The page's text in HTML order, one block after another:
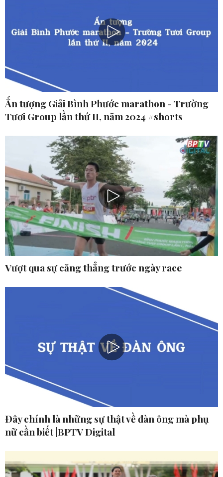
Ấn tượng Giải Bình Phước marathon - Trường
Tươi Group lần thứ II, năm 2024 #shorts
Vượt qua sự căng thẳng trước ngày race
Đây chính là những sự thật về đàn ông mà phụ
nữ cần biết |BPTV Digital